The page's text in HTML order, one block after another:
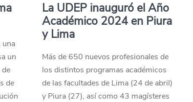
una
un
de
La UDEP inauguró el Año
Académico 2024 en Piura
y Lima
Más de 650 nuevos profesionales de
los distintos programas académicos
de las facultades de Lima (24 de abril)
y Piura (27), así como 43 magísteres